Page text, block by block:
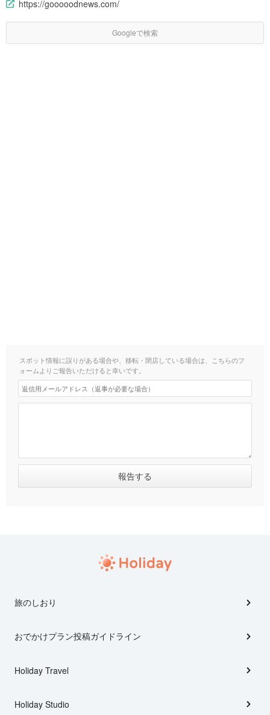
https://gooooodnews.com/
Googleで検索
スポット情報に誤りがある場合や、移転・閉店している場合は、こちらのフ
ォームよりご報告いただけると幸いです。
旅のしおり
おでかけプラン投稿ガイドライン
Holiday Travel
Holiday Studio